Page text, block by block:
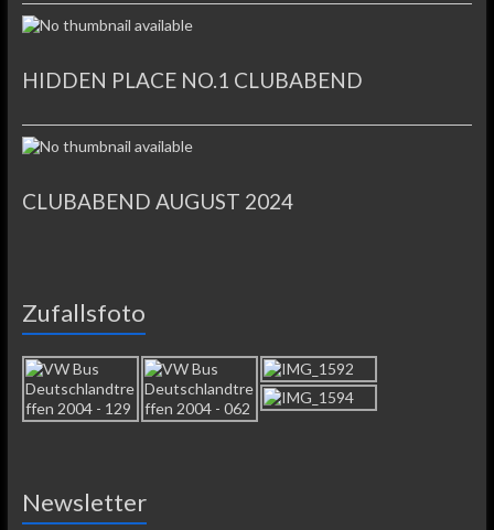
HIDDEN PLACE NO.1 CLUBABEND
CLUBABEND AUGUST 2024
Zufallsfoto
Newsletter